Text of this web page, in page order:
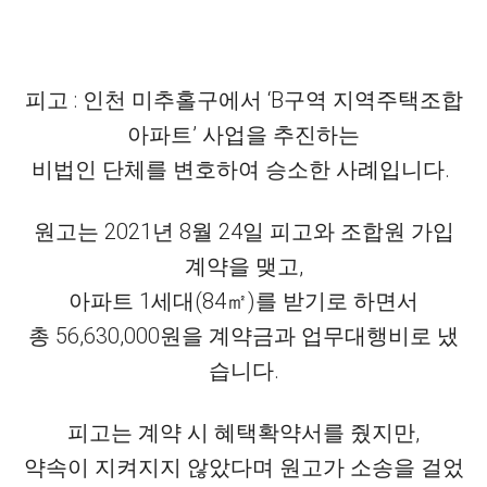
피고 : 인천 미추홀구에서 ‘B구역 지역주택조합
아파트’ 사업을 추진하는
비법인 단체를 변호하여 승소한 사례입니다.
원고는 2021년 8월 24일 피고와 조합원 가입
계약을 맺고,
아파트 1세대(84㎡)를 받기로 하면서
총 56,630,000원을 계약금과 업무대행비로 냈
습니다.
피고는 계약 시 혜택확약서를 줬지만,
약속이 지켜지지 않았다며 원고가 소송을 걸었